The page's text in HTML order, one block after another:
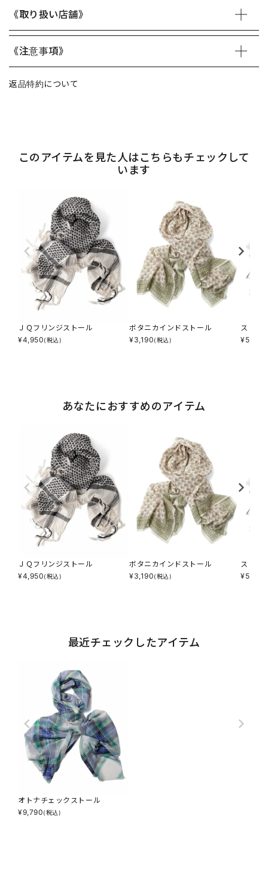
《取り扱い店舗》
《注意事項》
返品特約について
このアイテムを見た人はこちらもチェックして
います
ＪＱフリンジストール
¥4,950(税込)
ボタニカインドストール
¥3,190(税込)
ストラ
¥5,390
あなたにおすすめのアイテム
ＪＱフリンジストール
¥4,950(税込)
ボタニカインドストール
¥3,190(税込)
ストラ
¥5,390
最近チェックしたアイテム
オトナチェックストール
¥9,790(税込)